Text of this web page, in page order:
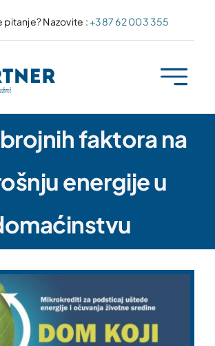
pitanje? Nazovite :+387 62 003 355
faktora na
energije u